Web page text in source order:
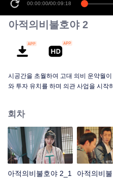
00:00:00/00:09:18
아적의비불호야 2
시공간을 초월하여 고대 의비 운약월
와 투자 유치를 하며 의관 사업을 시작
들은 어떻게 난관을 헤쳐 나갈지...
회차
아적의비불호야 2_1
아적의비